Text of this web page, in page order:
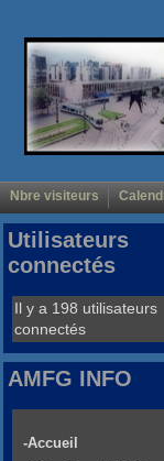
Nbre visiteurs
Utilisateurs
connectés
Il y a 198 utilisateurs
connectés
AMFG INFO
-Accueil